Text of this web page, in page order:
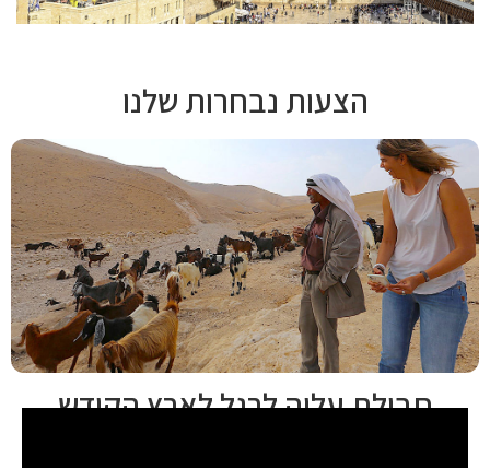
הצעות נבחרות שלנו
חבילת עליה לרגל לארץ הקודש